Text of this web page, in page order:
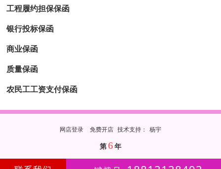
工程履约担保保函
银行投标保函
商业保函
质量保函
农民工工资支付保函
网店登录 免费开店 技术支持 ： 杨宇
第 6年